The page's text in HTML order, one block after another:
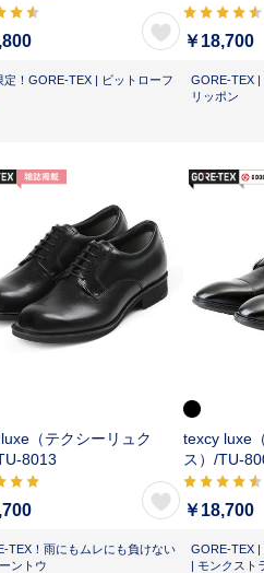
定！GORE-TEX | ビットローフ
￥18,700
GORE-TEX |
リッポン
（テクシーリュク
8013
TEX！雨にもムレにも負けない
ントウ
texcy luxe
ス）/TU-
￥18,700
GORE-TEX |
| モンクスト